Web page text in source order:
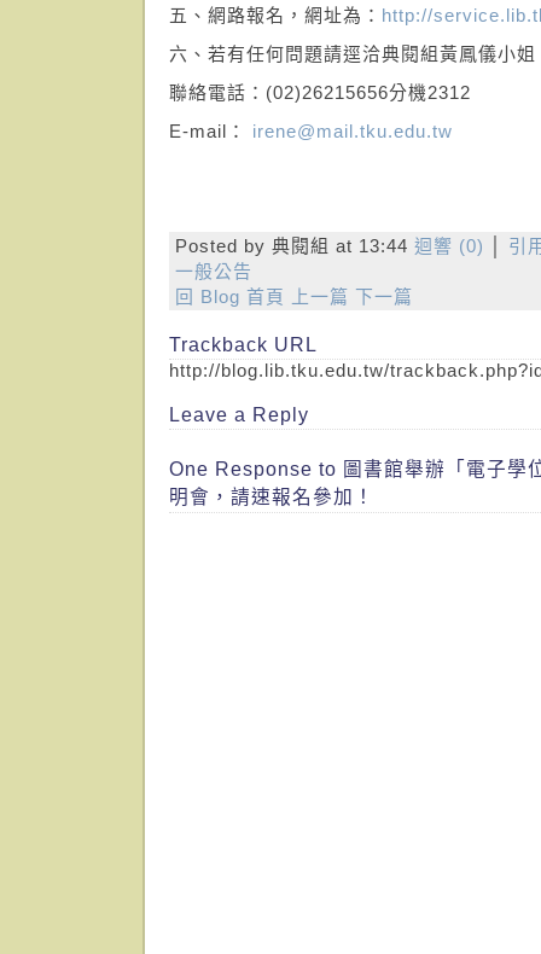
五、網路報名，網址為： http://
六、若有任何問題請逕洽典閱組黃鳳儀小姐
聯絡電話：(02)26215656分機2312
E-mail： irene@mail.tku.edu.tw
Posted by 典閱組 at 13:44 迴響 (0)
引
一般公告
回 Blog 首頁
上一篇 下一篇
Trackback URL
http://blog.lib.tku.edu.tw/
Leave a Reply
One Response to 圖書館舉辦「電子學
明會，請速報名參加！